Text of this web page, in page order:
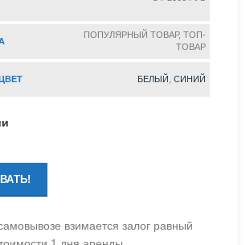
ПОПУЛЯРНЫЙ ТОВАР, ТОП-
ТОВАР
БЕЛЫЙ СИНИЙ
взимается залог равный